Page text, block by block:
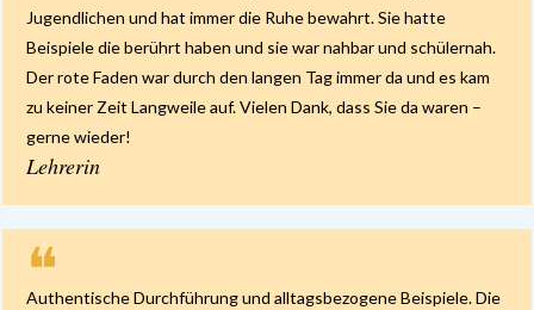
Jugendlichen und hat immer die Ruhe bewahrt. Sie hatte
Beispiele die berührt haben und sie war nahbar und schülernah.
Der rote Faden war durch den langen Tag immer da und es kam
zu keiner Zeit Langweile auf. Vielen Dank, dass Sie da waren –
gerne wieder!
Lehrerin
❝
Authentische Durchführung und alltagsbezogene Beispiele. Die